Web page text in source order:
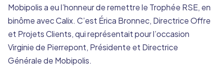
Mobipolis a eu l’honneur de remettre le Trophée RSE, en
binôme avec Calix. C’est Érica Bronnec, Directrice Offre
et Projets Clients, qui représentait pour l’occasion
Virginie de Pierrepont, Présidente et Directrice
Générale de Mobipolis.